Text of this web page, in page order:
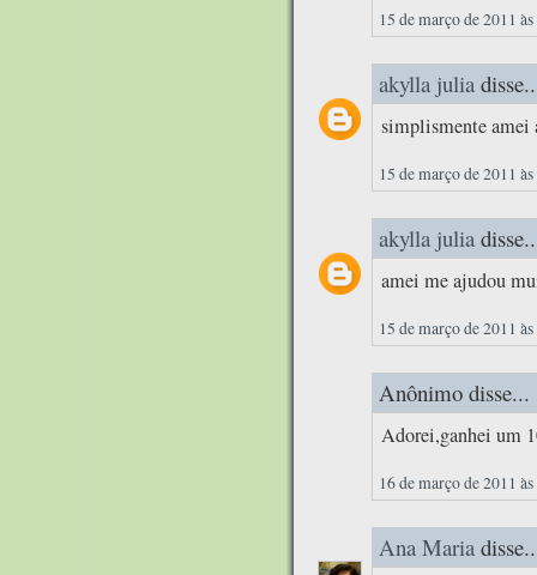
15 de março de 2011
akylla julia
simplismente amei
15 de março de 2011
akylla julia
amei me ajudou
15 de março de 2011
Anônimo disse...
Adorei,ganhei um
16 de março de 2011
Ana Maria